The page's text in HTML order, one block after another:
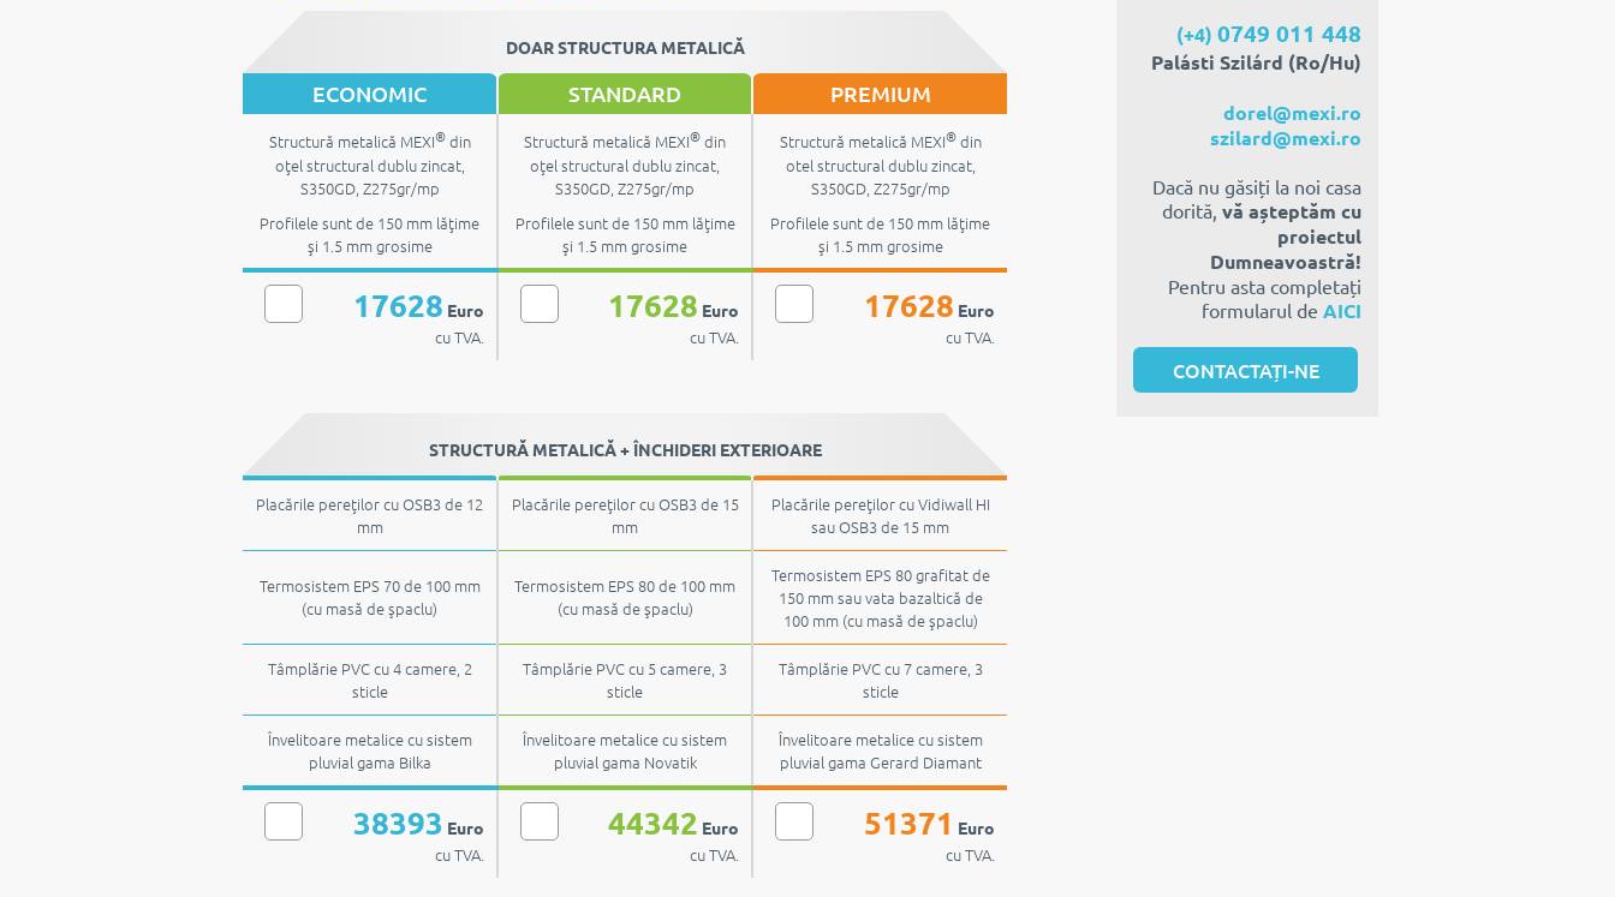
DOAR STRUCTURA METALICĂ
ECONOMIC STANDARD PREMIUM
Structură metalică MEXI®din
oţel structural dublu zincat,
S350GD, Z275gr/mp
Profilele sunt de 150 mm lăţime
şi 1.5 mm grosime
Structură metalică MEXI®din
oţel structural dublu zincat,
S350GD, Z275gr/mp
Profilele sunt de 150 mm lăţime
şi 1.5 mm grosime
Structură metalică MEXI®din
otel structural dublu zincat,
S350GD, Z275gr/mp
Profilele sunt de 150 mm lăţime
şi 1.5 mm grosime
17628 Euro
cu TVA.
17628 Euro
cu TVA.
17628 Euro
cu TVA.
STRUCTURĂ METALICĂ + ÎNCHIDERI EXTERIOARE
Placările pereţilor cu OSB3 de 12
mm
Placările pereţilor cu OSB3 de 15
mm
Placările pereţilor cu Vidiwall HI
sau OSB3 de 15 mm
Termosistem EPS 70 de 100 mm
(cu masă de şpaclu)
Termosistem EPS 80 de 100 mm
(cu masă de şpaclu)
Termosistem EPS 80 grafitat de
150 mm sau vata bazaltică de
100 mm (cu masă de şpaclu)
Tâmplărie PVC cu 4 camere, 2
sticle
Tâmplărie PVC cu 5 camere, 3
sticle
Tâmplărie PVC cu 7 camere, 3
sticle
Învelitoare metalice cu sistem
pluvial gama Bilka
Învelitoare metalice cu sistem
pluvial gama Novatik
Învelitoare metalice cu sistem
pluvial gama Gerard Diamant
38393 Euro
cu TVA.
44342 Euro
cu TVA.
51371 Euro
cu TVA.
(+4) 0749 011 448
Palásti Szilárd (Ro/Hu)
dorel@mexi.ro
szilard@mexi.ro
Dacă nu găsiți la noi casa
dorită, vă așteptăm cu
proiectul
Dumneavoastră!
Pentru asta completați
formularul de AICI
CONTACTAȚI-NE